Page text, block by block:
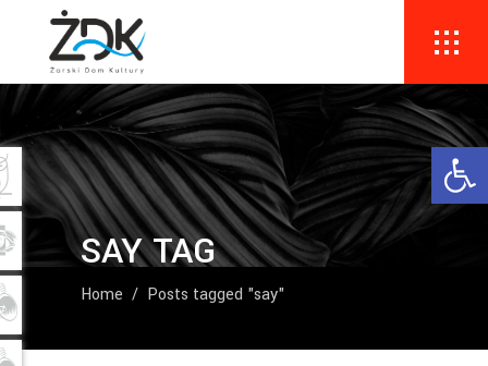
SAY TAG
Home / Posts tagged "say"